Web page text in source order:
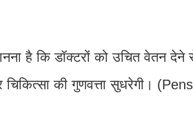
है कि डॉक्टरों को उचित वेतन
की गुणवत्ता सुधरेगी।